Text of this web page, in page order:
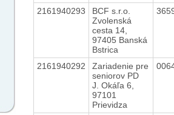
2161940293
BCF s.r.o.
Zvolenská
cesta 14,
97405 Banská
Bstrica
2161940292
Zariadenie pre
seniorov PD
J. Okáľa 6,
97101
Prievidza